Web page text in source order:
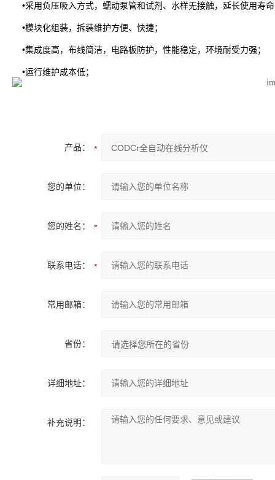
•采用负压吸入方式，蠕动泵管和试剂、水样无接触，延长使用寿
•模块化组装，拆装维护方便、快捷；
•集成度高，布线简洁，电路板防护，性能稳定，环境耐受力强；
•运行维护成本低；
产品：
您的单位：
您的姓名：
联系电话：
常用邮箱：
省份：
详细地址：
补充说明：